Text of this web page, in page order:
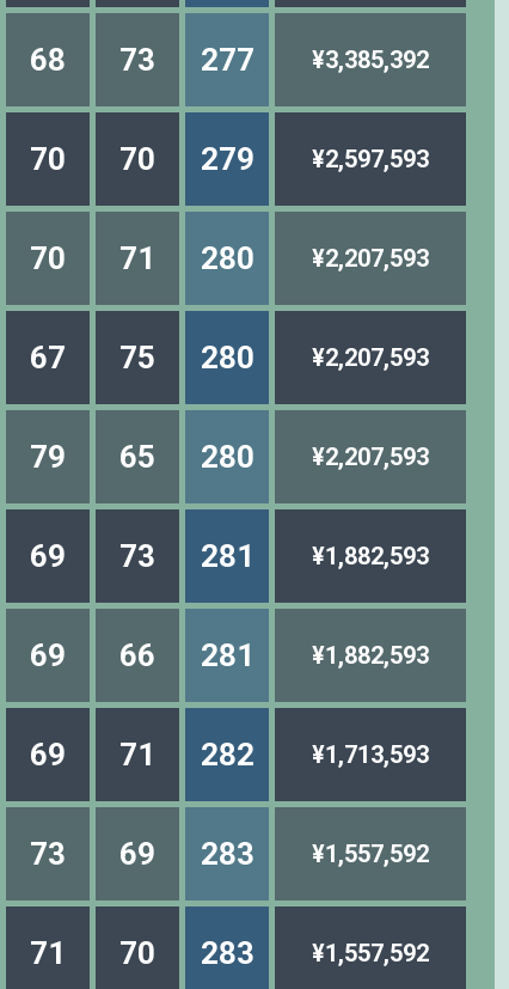
68 73 277 ¥3,385,392
70 70 279 ¥2,597,593
70 71 280 ¥2,207,593
67 75 280 ¥2,207,593
79 65 280 ¥2,207,593
69 73 281 ¥1,882,593
69 66 281 ¥1,882,593
69 71 282 ¥1,713,593
73 69 283 ¥1,557,592
71 70 283 ¥1,557,592